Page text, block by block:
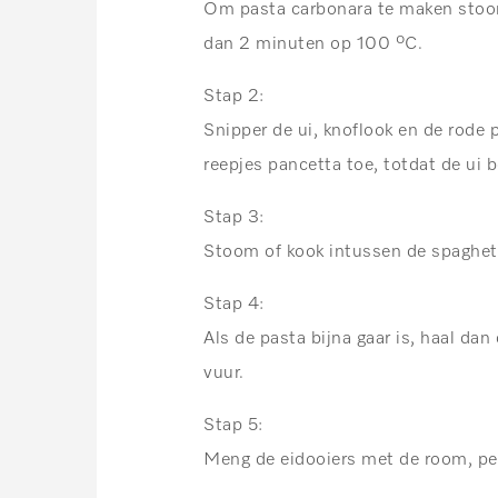
Om pasta carbonara te maken
dan 2 minuten op 100 ºC.
Stap 2:
Snipper de ui, knoflook en de
reepjes pancetta toe, totdat de ui
Stap 3:
Stoom of kook intussen de
Stap 4:
Als de pasta bijna gaar is, haal
vuur.
Stap 5:
Meng de eidooiers met de room,